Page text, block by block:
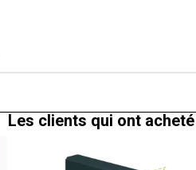
Les clients qui ont